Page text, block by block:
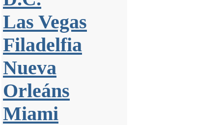
Las Vegas
Filadelfia
Nueva
Orleáns
Miami